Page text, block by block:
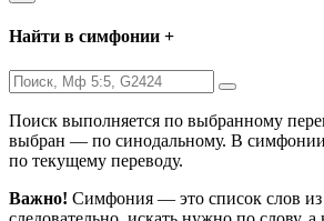
Найти в симфонии +
Поиск выполняется по выбранному
выбран — по синодальному. В
по текущему переводу.
Важно! Симфония — это список слов